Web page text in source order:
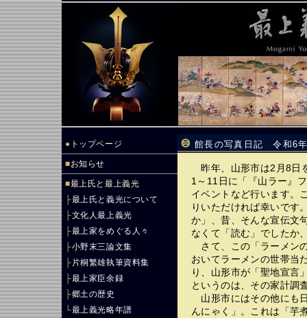
● トップページ
■お知らせ
■最上氏と最上義光
├最上氏と義光について
├文化人最上義光
├最上家をめぐる人々
├小野末三論文集
├ 片桐繁雄執筆資料集
├最上家臣余録
├郷土の歴史
└最上義光略年譜
館長の写真日記 令和6
昨年、山形市は2月8日
1～11日に「『山ラー』
イベントなど行います。
りいただければ幸いです
か」、昔、そんな宣伝文
なくて「読む」でしたか
さて、この「ラーメン
おいてラーメンの世帯当
り、山形市が「聖地宣言
というのは、その家計調
山形市にはその他にも
んにゃく」。これは「芋